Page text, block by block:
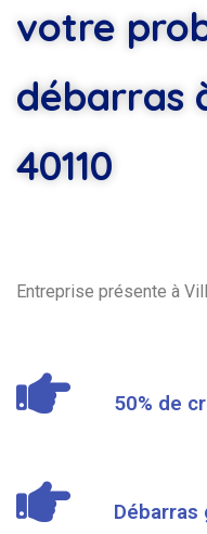
votre
débarras
40110
Entreprise présente à
50% de
Débarras